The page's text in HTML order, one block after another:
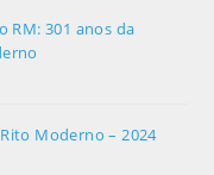
RM: 301 anos da
Moderno – 2024